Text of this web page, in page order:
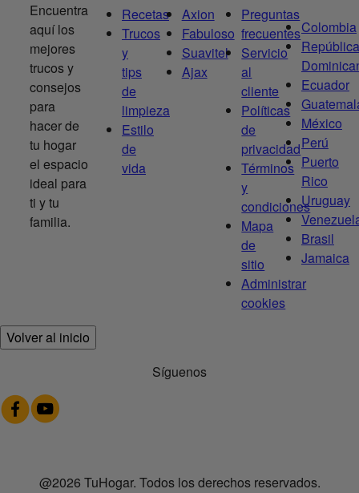
Encuentra
aquí los
mejores
trucos y
consejos
para
hacer de
tu hogar
el espacio
ideal para
ti y tu
familia.
Recetas
Trucos
y
tips
de
limpieza
Estilo
de
vida
Axion
Fabuloso
Suavitel
Ajax
Preguntas
frecuentes
Servicio
al
cliente
Políticas
de
privacidad
Términos
y
condiciones
Mapa
de
sitio
Administrar
cookies
Colombia
República
Ecuador
México
Perú
Puerto
Rico
Uruguay
Brasil
Jamaica
Volver al inicio
Síguenos
@2026 TuHogar. Todos los derechos reservados.